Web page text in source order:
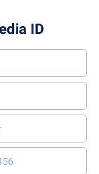
ID